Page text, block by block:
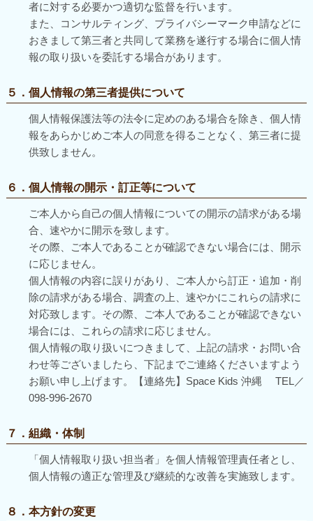
者に対する必要かつ適切な監督を行います。
また、コンサルティング、プライバシーマーク申請などに
おきまして第三者と共同して業務を遂行する場合に個人情
報の取り扱いを委託する場合があります。
５．個人情報の第三者提供について
個人情報保護法等の法令に定めのある場合を除き、個人情
報をあらかじめご本人の同意を得ることなく、第三者に提
供致しません。
６．個人情報の開示・訂正等について
ご本人から自己の個人情報についての開示の請求がある場
合、速やかに開示を致します。
その際、ご本人であることが確認できない場合には、開示
に応じません。
個人情報の内容に誤りがあり、ご本人から訂正・追加・削
除の請求がある場合、調査の上、速やかにこれらの請求に
対応致します。その際、ご本人であることが確認できない
場合には、これらの請求に応じません。
個人情報の取り扱いにつきまして、上記の請求・お問い合
わせ等ございましたら、下記までご連絡くださいますよう
お願い申し上げます。【連絡先】Space Kids 沖縄 TEL／
098-996-2670
７．組織・体制
「個人情報取り扱い担当者」を個人情報管理責任者とし、
個人情報の適正な管理及び継続的な改善を実施致します。
８．本方針の変更